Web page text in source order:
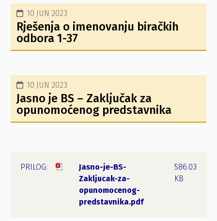
10 JUN 2023
Rješenja o imenovanju biračkih
odbora 1-37
10 JUN 2023
Jasno je BS – Zaključak za
opunomoćenog predstavnika
Jasno-je-BS-
Zakljucak-za-
opunomocenog-
predstavnika.pdf
586.03
KB